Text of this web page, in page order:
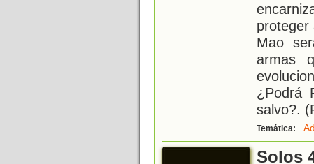
proteger
Mao
armas
¿Podrá
salvo?.
Temática:
Solos